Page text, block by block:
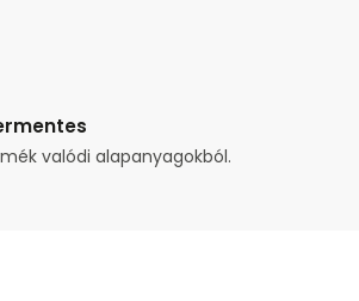
valódi alapanyagokból.